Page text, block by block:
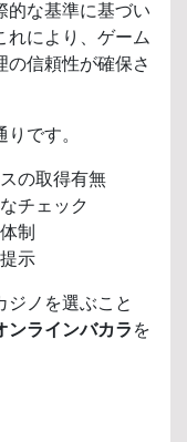
的な基準に基づい
れにより、ゲーム
の信頼性が確保さ
です。
の取得有無
チェック
制
示
ジノを選ぶこと
ンラインバカラ を